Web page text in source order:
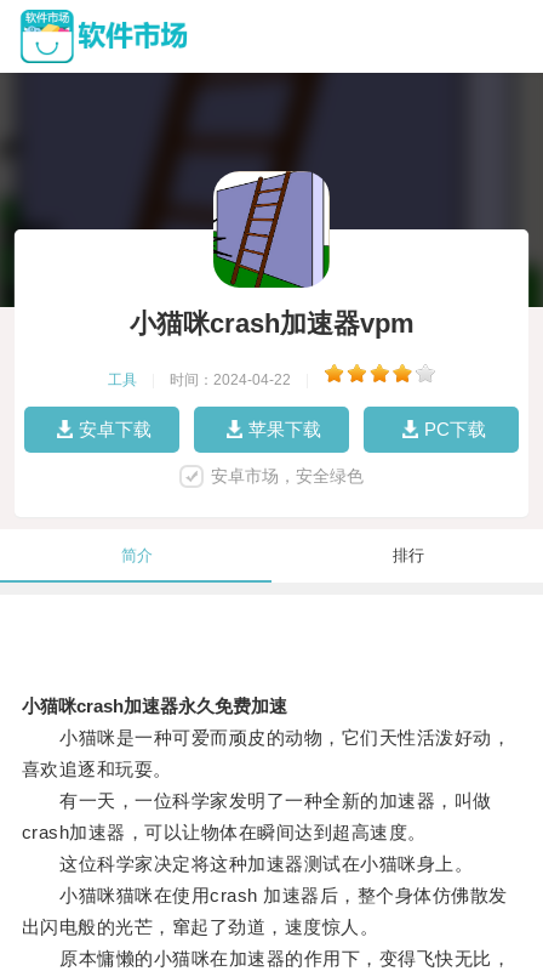
小猫咪crash加速器vpm
工具 时间：2024-04-22
安卓下载 苹果下载 PC下载
安卓市场，安全绿色
简介 排行
小猫咪crash加速器永久免费加速
小猫咪是一种可爱而顽皮的动物，它们天性活泼好动，
喜欢追逐和玩耍。
有一天，一位科学家发明了一种全新的加速器，叫做
crash加速器，可以让物体在瞬间达到超高速度。
这位科学家决定将这种加速器测试在小猫咪身上。
小猫咪猫咪在使用crash 加速器后，整个身体仿佛散发
出闪电般的光芒，窜起了劲道，速度惊人。
原本慵懒的小猫咪在加速器的作用下，变得飞快无比，